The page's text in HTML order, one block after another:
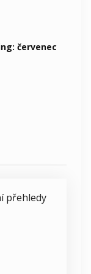
červenec
přehledy